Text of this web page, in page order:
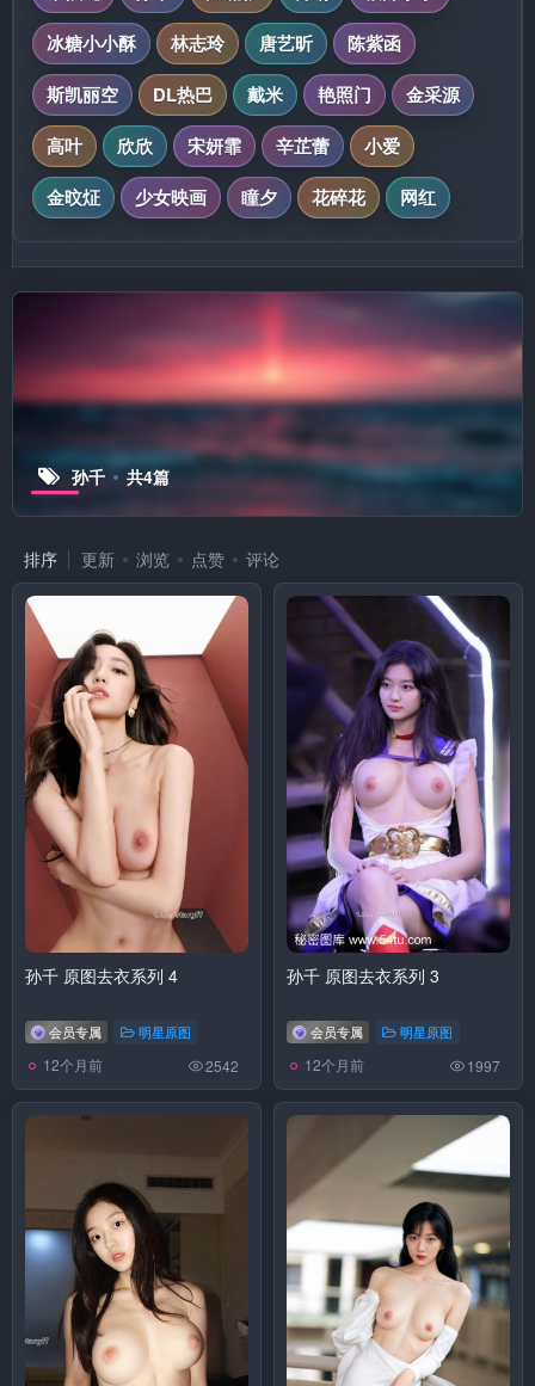
冰糖小小酥
林志玲 唐艺昕
陈紫函
斯凯丽空
DL热巴 戴米 艳照门
金采源
高叶
欣欣 宋妍霏 辛芷蕾
小爱
金旼炡
少女映画 瞳夕 花碎花 网红
孙千 共4篇
排序 更新 浏览 点赞 评论
孙千 原图去衣系列 4
会员专属 明星原图
12个月前 2542
孙千 原图去衣系列 3
会员专属 明星原图
12个月前 1997